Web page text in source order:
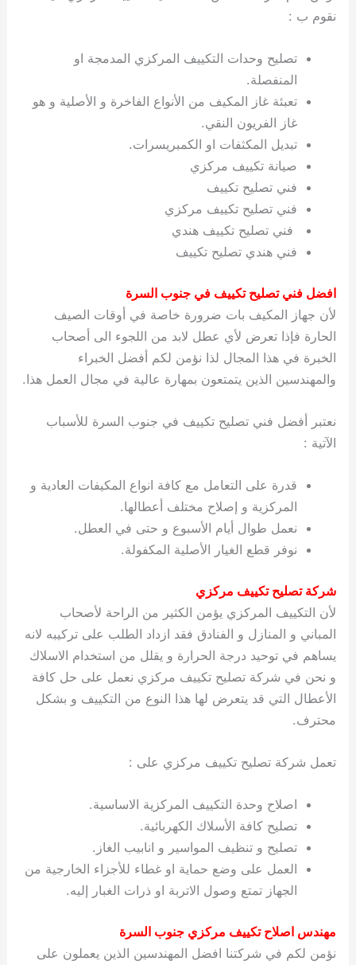
نقوم ب :
تصليح وحدات التكييف المركزي المدمجة او
المنفصلة.
تعبئة غاز المكيف من الأنواع الفاخرة و الأصلية و هو
غاز الفريون النقي.
تبديل المكثفات او الكمبريسرات.
صيانة تكييف مركزي
فني تصليح تكييف
فني تصليح تكييف مركزي
فني تصليح تكييف هندي
فني هندي تصليح تكييف
افضل فني تصليح تكييف في جنوب السرة
لأن جهاز المكيف بات ضرورة خاصة في أوقات الصيف
الحارة فإذا تعرض لأي عطل لابد من اللجوء الى أصحاب
الخبرة في هذا المجال لذا نؤمن لكم أفضل الخبراء
والمهندسين الذين يتمتعون بمهارة عالية في مجال العمل هذا.
نعتبر أفضل فني تصليح تكييف في جنوب السرة للأسباب
الآتية :
قدرة على التعامل مع كافة انواع المكيفات العادية و
المركزية و إصلاح مختلف أعطالها.
نعمل طوال أيام الأسبوع و حتى في العطل.
نوفر قطع الغيار الأصلية المكفولة.
شركة تصليح تكييف مركزي
لأن التكييف المركزي يؤمن الكثير من الراحة لأصحاب
المباني و المنازل و الفنادق فقد ازداد الطلب على تركيبه لانه
يساهم في توحيد درجة الحرارة و يقلل من استخدام الاسلاك
و نحن في شركة تصليح تكييف مركزي نعمل على حل كافة
الأعطال التي قد يتعرض لها هذا النوع من التكييف و بشكل
محترف.
تعمل شركة تصليح تكييف مركزي على :
اصلاح وحدة التكييف المركزية الاساسية.
تصليح كافة الأسلاك الكهربائية.
تصليح و تنظيف المواسير و انابيب الغاز.
العمل على وضع حماية او غطاء للأجزاء الخارجية من
الجهاز تمتع وصول الاتربة او ذرات الغبار إليه.
مهندس اصلاح تكييف مركزي جنوب السرة
نؤمن لكم في شركتنا افضل المهندسين الذين يعملون على